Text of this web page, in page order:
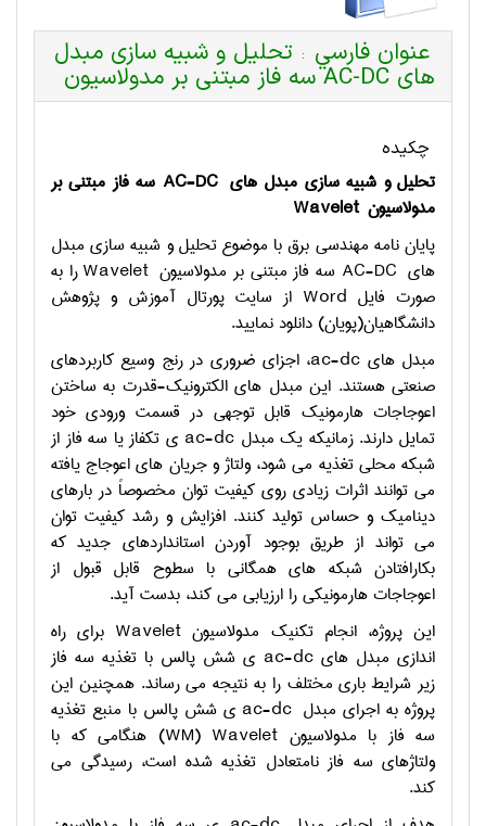
عنوان فارسي : تحلیل و شبیه سازی مبدل
های AC-DC سه فاز مبتنی بر مدولاسیون
چکیده
تحلیل و شبیه سازی مبدل های AC-DC سه فاز مبتنی بر
مدولاسیون Wavelet
پایان نامه مهندسی برق با موضوع تحلیل و شبیه سازی مبدل
هایAC-DC سه فاز مبتنی بر مدولاسیون Waveletرا به
صورت فایل Word از سایت پورتال آموزش و پژوهش
دانشگاهیان(پویان) دانلود نمایید.
مبدل های ac-dc، اجزای ضروری در رنج وسیع کاربردهای
صنعتی هستند. این مبدل های الکترونیک-قدرت به ساختن
اعوجاجات هارمونیک قابل توجهی در قسمت ورودی خود
تمایل دارند. زمانیکه یک مبدل ac-dc ی تکفاز یا سه فاز از
شبکه محلی تغذیه می شود، ولتاژ و جریان های اعوجاج یافته
می توانند اثرات زیادی روی کیفیت توان مخصوصاً در بارهای
دینامیک و حساس تولید کنند. افزایش و رشد کیفیت توان
می تواند از طریق بوجود آوردن استانداردهای جدید که
بکارافتادن شبکه های همگانی با سطوح قابل قبول از
اعوجاجات هارمونیکی را ارزیابی می کند، بدست آید.
این پروژه، انجام تکنیک مدولاسیون Wavelet برای راه
اندازی مبدل های ac-dc ی شش پالس با تغذیه سه فاز
زیر شرایط باری مختلف را به نتیجه می رساند. همچنین این
پروژه به اجرای مبدل ac-dc ی شش پالس با منبع تغذیه
سه فاز با مدولاسیون Wavelet
(WM) هنگامی که با
ولتاژهای سه فاز نامتعادل تغذیه شده است، رسیدگی می
کند.